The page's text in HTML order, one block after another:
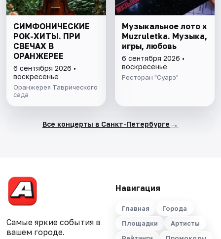
СИМФОНИЧЕСКИЕ
РОК-ХИТЫ. ПРИ
СВЕЧАХ В
ОРАНЖЕРЕЕ
6 сентября 2026 •
воскресенье
Оранжерея Таврического
сада
Музыкальное лото х
Muzruletka. Музыка,
игры, любовь
6 сентября 2026 •
воскресенье
Ресторан "Суарэ"
Все концерты в Санкт-Петербурге →
Самые яркие события в
вашем городе.
Навигация
Главная
Города
Площадки
Артисты